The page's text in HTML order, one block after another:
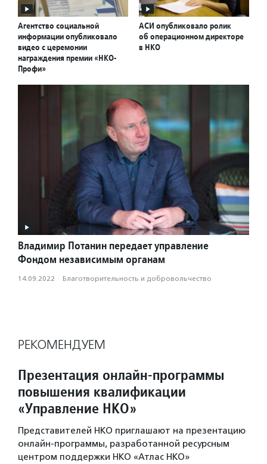
Агентство социальной
информации опубликовало
видео с церемонии
награждения премии «НКО-
Профи»
АСИ опубликовало ролик
об операционном директоре
в НКО
Владимир Потанин передает управление
Фондом независимым органам
14.09.2022 · Благотвори­тель­ность и доброволь­чест­во
РЕКОМЕНДУЕМ
Презентация онлайн-программы
повышения квалификации
«Управление НКО»
Представителей НКО приглашают на презентацию
онлайн-программы, разработанной ресурсным
центром поддержки НКО «Атлас НКО»